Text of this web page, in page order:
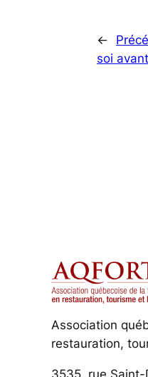
←
soi
Association
restauration,
3535, rue